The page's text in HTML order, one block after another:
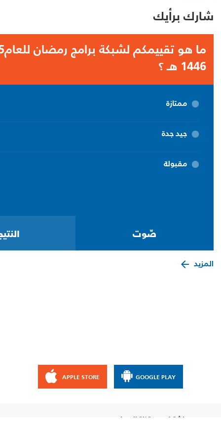
شارك برأيك
1446 هـ ؟
ممتازة
جيد جدة
مقبولة
المزيد
GOOGLE PLAY
APPLE STORE
إشترك مع قناة الإيمان